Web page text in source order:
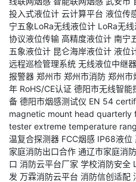
投入式液位计 云计算平台 液位传
宁五象LoRa无线液位计 LoRa无
协议液位传输 高精度液位计 南宁
五象液位计 昆仑海岸液位计 液位
远程巡检管理系统 无线液位中继器
报警器 郑州市 郑州市消防 郑州市
年 RoHS/CE认证 德阳市无线智能
备 德阳市烟感测试仪 EN 54
magnetic mount head quarterly
tester extreme temperature
温复合探测器 FCC烟感 IP68液位
家庭消防出口合作 通辽市家庭消防
口 消防云平台厂家 学校消防安全
发 万霖消防云平台 消防信创适配